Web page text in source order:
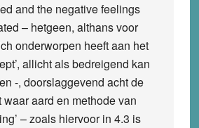
and the negative feelings
– hetgeen, althans voor
onderworpen heeft aan het
allicht als bedreigend kan
-, doorslaggevend acht de
waar aard en methode van
– zoals hiervoor in 4.3 is